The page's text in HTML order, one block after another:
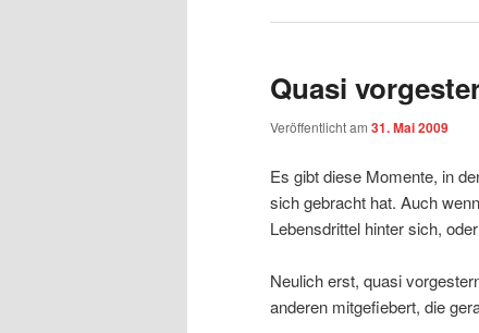
Quasi
Veröffentlicht am 31. Mai 2009
Es gibt diese Momente, in
sich gebracht hat. Auch
Lebensdrittel hinter sich,
Neulich erst, quasi
anderen mitgefiebert, die